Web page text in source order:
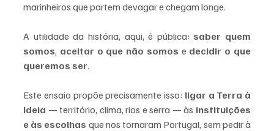
marinheiros que partem devagar e chegam longe.
A utilidade da história, aqui, é pública: saber quem
somos, aceitar o que não somos e decidir o que
queremos ser.
Este ensaio propõe precisamente isso: ligar a Terra à
Ideia — território, clima, rios e serra — às instituições
e às escolhas que nos tornaram Portugal, sem pedir à